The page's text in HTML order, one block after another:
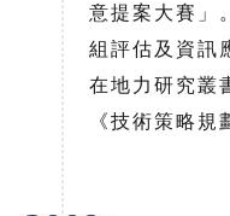
意提案大賽」
組評估及資訊
在地力研究叢
《技術策略規